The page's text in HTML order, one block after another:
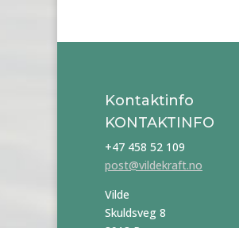
Kontaktinfo
KONTAKTINFO
+47 458 52 109
post@vildekraft.no
Vilde
Skuldsveg 8